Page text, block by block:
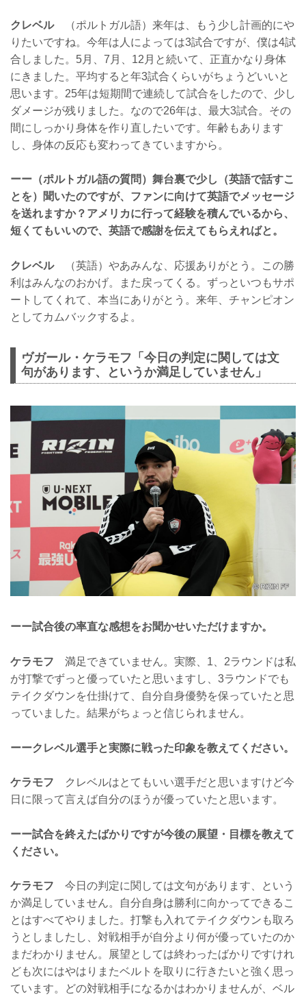
クレベル（ポルトガル語）来年は、もう少し計画的にや
りたいですね。今年は人によっては3試合ですが、僕は4試
合しました。5月、7月、12月と続いて、正直かなり身体
にきました。平均すると年3試合くらいがちょうどいいと
思います。25年は短期間で連続して試合をしたので、少し
ダメージが残りました。なので26年は、最大3試合。その
間にしっかり身体を作り直したいです。年齢もあります
し、身体の反応も変わってきていますから。
ーー（ポルトガル語の質問）舞台裏で少し（英語で話すこ
とを）聞いたのですが、ファンに向けて英語でメッセージ
を送れますか？アメリカに行って経験を積んでいるから、
短くてもいいので、英語で感謝を伝えてもらえればと。
クレベル（英語）やあみんな、応援ありがとう。この勝
利はみんなのおかげ。また戻ってくる。ずっといつもサポ
ートしてくれて、本当にありがとう。来年、チャンピオン
としてカムバックするよ。
ヴガール・ケラモフ「今日の判定に関しては文
句があります、というか満足していません」
ーー試合後の率直な感想をお聞かせいただけますか。
ケラモフ 満足できていません。実際、1、2ラウンドは私
が打撃でずっと優っていたと思いますし、3ラウンドでも
テイクダウンを仕掛けて、自分自身優勢を保っていたと思
っていました。結果がちょっと信じられません。
ーークレベル選手と実際に戦った印象を教えてください。
ケラモフ クレベルはとてもいい選手だと思いますけど今
日に限って言えば自分のほうが優っていたと思います。
ーー試合を終えたばかりですが今後の展望・目標を教えて
ください。
ケラモフ 今日の判定に関しては文句があります、という
か満足していません。自分自身は勝利に向かってできるこ
とはすべてやりました。打撃も入れてテイクダウンも取ろ
うとしましたし、対戦相手が自分より何が優っていたのか
まだわかりません。展望としては終わったばかりですけれ
ども次にはやはりまたベルトを取りに行きたいと強く思っ
ています。どの対戦相手になるかはわかりませんが、ベル